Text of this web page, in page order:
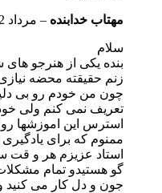
مهتاب خدابنده – مرداد 2, 1401
سلام
بنده یکی از هنرجو
زنم حقیقته محضه
چون من خودم رو بی
تعریف نمی کنم ولی
استرس این اموزشها رو
ممنوم که برای
استاد عزیزم هر و قت
گو هستیدو تمام
جون و دل کار می